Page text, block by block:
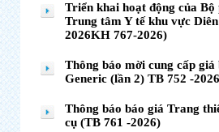
Triển khai hoạt động của
Trung tâm Y tế khu vực
2026KH 767-2026)
Thông báo mời cung cấp giá
Generic (lần 2) TB 752 -2026
Thông báo báo giá Trang
cụ (TB 761 -2026)